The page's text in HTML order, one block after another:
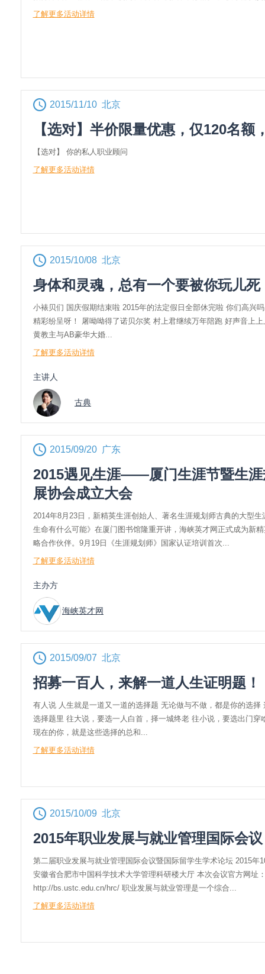
了解更多活动详情
2015/11/10 北京
【选对】半价限量优惠，仅120名额
【选对】 你的私人职业顾问
了解更多活动详情
2015/10/08 北京
身体和灵魂，总有一个要被你玩儿死
小裱贝们 国庆假期结束啦 2015年的法定假日全部休完啦 你们高兴
精彩纷呈呀！ 屠呦呦得了诺贝尔奖 村上君继续万年陪跑 好声音上
黄教主与AB豪华大婚...
了解更多活动详情
主讲人
古典
2015/09/20 广东
2015遇见生涯——厦门生涯节暨生涯
展协会成立大会
2014年8月23日，新精英生涯创始人、著名生涯规划师古典的大型生
生命有什么可能》在厦门图书馆隆重开讲，海峡英才网正式成为新
略合作伙伴。9月19日《生涯规划师》国家认证培训首次...
了解更多活动详情
主办方
海峡英才网
2015/09/07 北京
招募一百人，来解一道人生证明题！
有人说 人生就是一道又一道的选择题 无论做与不做，都是你的选择
选择题里 往大说，要选一人白首，择一城终老 往小说，要选出门穿
现在的你，就是这些选择的总和...
了解更多活动详情
2015/10/09 北京
2015年职业发展与就业管理国际会议
第二届职业发展与就业管理国际会议暨国际留学生学术论坛 2015年
安徽省合肥市中国科学技术大学管理科研楼大厅 本次会议官方网址
http://bs.ustc.edu.cn/hrc/ 职业发展与就业管理是一个综合...
了解更多活动详情